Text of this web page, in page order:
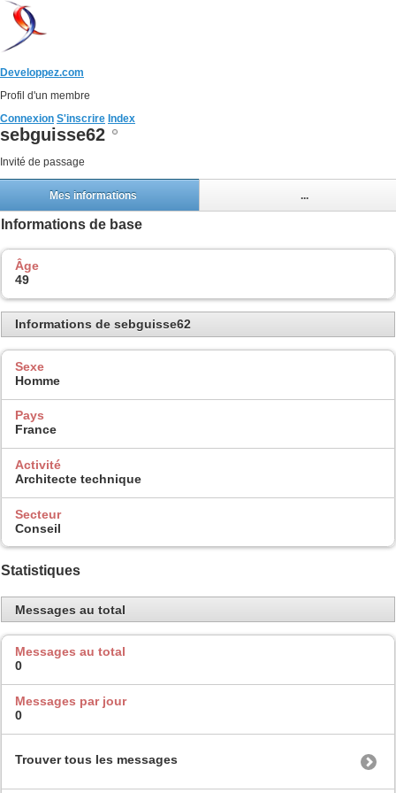
Developpez.com
Profil d'un membre
Connexion S'inscrire Index
sebguisse62
Invité de passage
Mes informations ...
Informations de base
Âge
49
Informations de sebguisse62
Sexe
Homme
Pays
France
Activité
Architecte technique
Secteur
Conseil
Statistiques
Messages au total
Messages au total
0
Messages par jour
0
Trouver tous les messages